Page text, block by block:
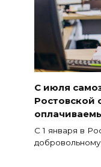
С июля
Ростовской
С 1 января в
добровольному